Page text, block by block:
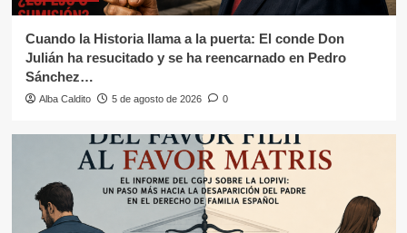
Cuando la Historia llama a la puerta: El conde Don
Julián ha resucitado y se ha reencarnado en Pedro
Sánchez…
Alba Caldito 5 de agosto de 2026 0